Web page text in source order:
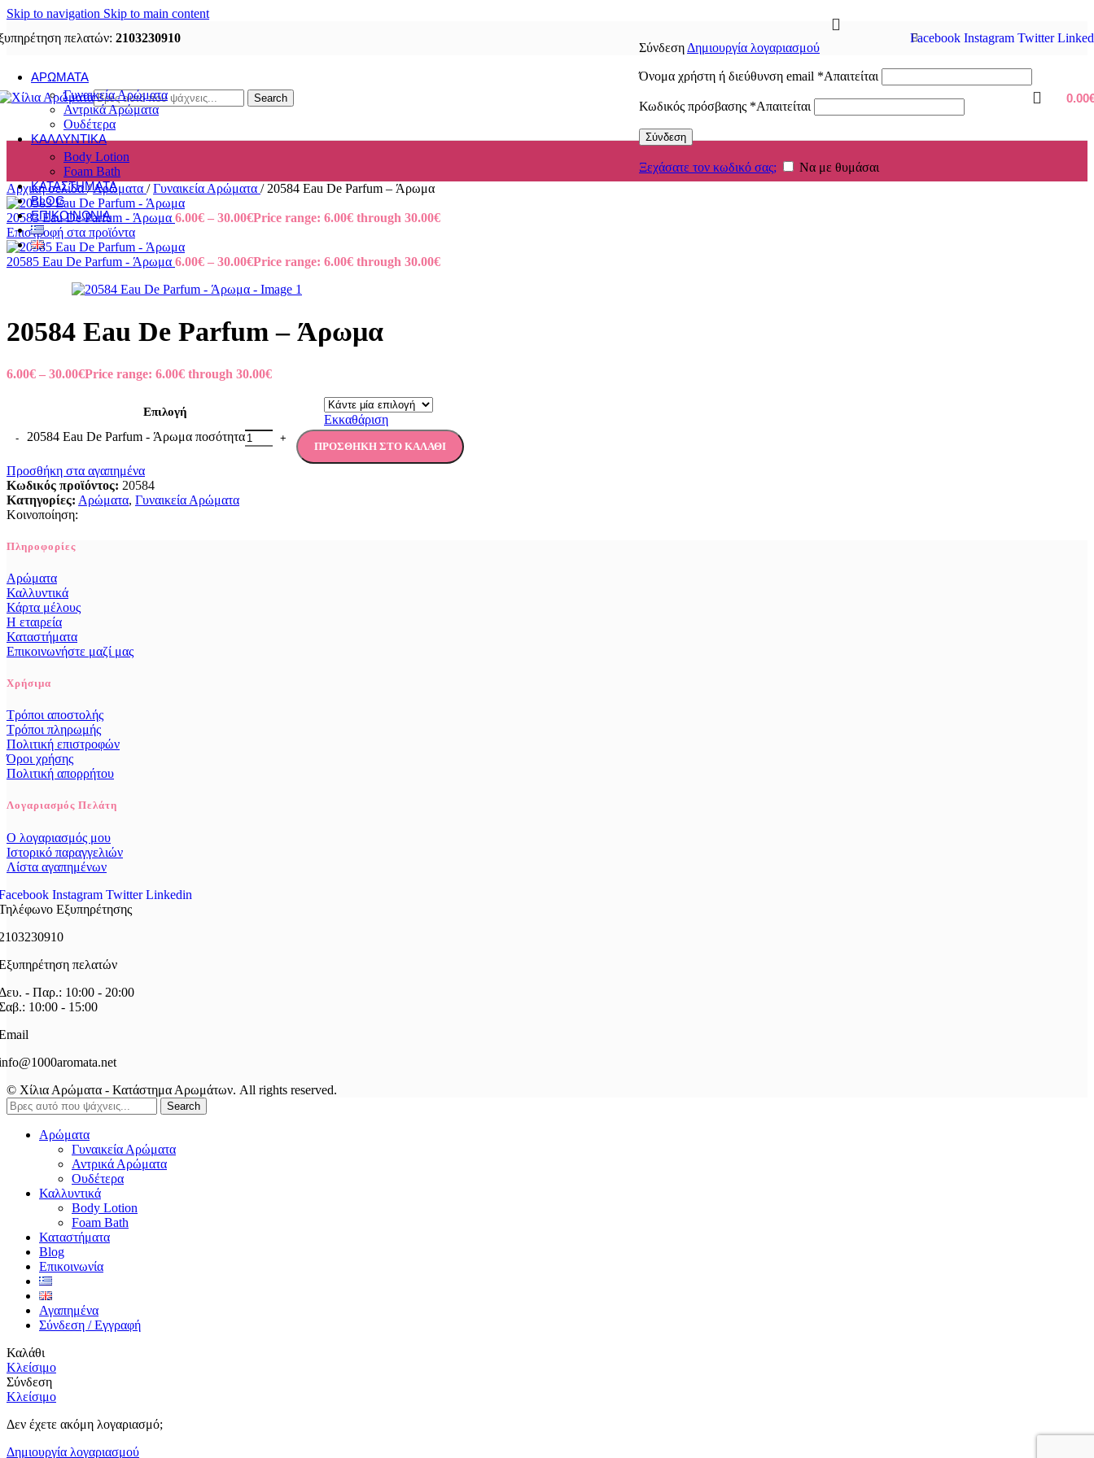
Skip to navigation Skip to main content
πελατών: 2103230910 Facebook Instagram Twitter
Search
Σύνδεση Δημιουργία λογαριασμού
Όνομα χρήστη ή διεύθυνση email *Απαιτείται
Κωδικός πρόσβασης *Απαιτείται
Σύνδεση
Ξεχάσατε τον κωδικό σας; Να με θυμάσαι
0.00
ΑΡΏΜΑΤΑ
Γυναικεία Αρώματα
Αντρικά Αρώματα
Ουδέτερα
ΚΑΛΛΥΝΤΙΚΆ
Body Lotion
Foam Bath
ΚΑΤΑΣΤΉΜΑΤΑ
BLOG
ΕΠΙΚΟΙΝΩΝΊΑ
Αρχική σελίδα/Αρώματα / Γυναικεία Αρώματα / 20584 Eau De Parfum – Άρωμα
20583 Eau De Parfum - Άρωμα 6.00€ – 30.00€Price range: 6.00€ through 30.00€
Επιστροφή στα προϊόντα
20585 Eau De Parfum - Άρωμα 6.00€ – 30.00€Price range: 6.00€ through 30.00€
20584 Eau De Parfum – Άρωμα
6.00€ – 30.00€Price range: 6.00€ through 30.00€
Επιλογή
Εκκαθάριση
20584 Eau De Parfum - Άρωμα ποσότητα
ΠΡΟΣΘΉΚΗ ΣΤΟ ΚΑΛΆΘΙ
Προσθήκη στα αγαπημένα
Κωδικός προϊόντος: 20584
Κατηγορίες: Αρώματα, Γυναικεία Αρώματα
Κοινοποίηση:
Πληροφορίες
Αρώματα
Καλλυντικά
Κάρτα μέλους
Η εταιρεία
Καταστήματα
Επικοινωνήστε μαζί μας
Χρήσιμα
Τρόποι αποστολής
Τρόποι πληρωμής
Πολιτική επιστροφών
Όροι χρήσης
Πολιτική απορρήτου
Λογαριασμός Πελάτη
Ο λογαριασμός μου
Ιστορικό παραγγελιών
Λίστα αγαπημένων
Instagram Twitter Linkedin
Εξυπηρέτησης
πελατών
- Παρ.: 10:00 - 20:00
10:00 - 15:00
© Χίλια Αρώματα - Κατάστημα Αρωμάτων. All rights reserved.
Search
Αρώματα
Γυναικεία Αρώματα
Αντρικά Αρώματα
Ουδέτερα
Καλλυντικά
Body Lotion
Foam Bath
Καταστήματα
Blog
Επικοινωνία
Αγαπημένα
Σύνδεση / Εγγραφή
Καλάθι
Κλείσιμο
Σύνδεση
Κλείσιμο
Δεν έχετε ακόμη λογαριασμό;
Δημιουργία λογαριασμού